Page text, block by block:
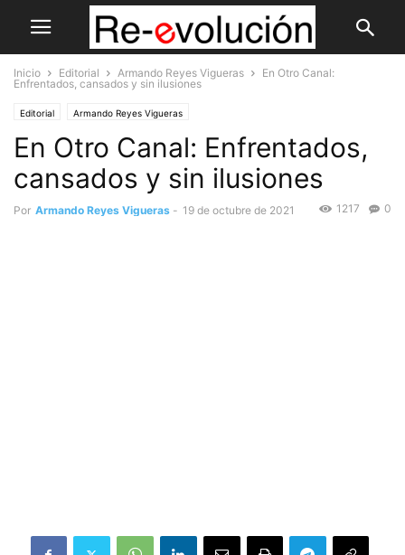
Inicio Editorial Armando Reyes Vigueras
En Otro Canal:
Enfrentados, cansados y sin ilusiones
Editorial Armando Reyes Vigueras
En Otro Canal: Enfrentados,
cansados y sin ilusiones
Por Armando Reyes Vigueras - 19 de octubre de 2021 0
1217